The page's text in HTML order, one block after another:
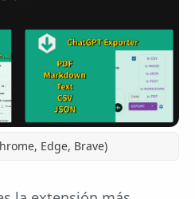
Edge, Brave)